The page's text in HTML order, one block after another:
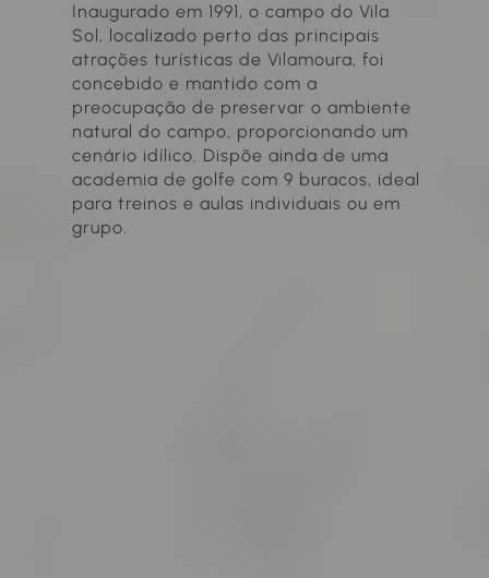
Inaugurado em 1991, o campo do Vila
Sol, localizado perto das principais
atrações turísticas de Vilamoura, foi
concebido e mantido com a
preocupação de preservar o ambiente
natural do campo, proporcionando um
cenário idílico. Dispõe ainda de uma
academia de golfe com 9 buracos, ideal
para treinos e aulas individuais ou em
grupo.